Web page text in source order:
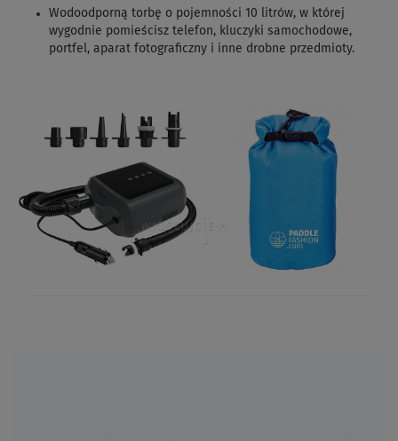
Wodoodporną torbę o pojemności 10 litrów, w której
wygodnie pomieścisz telefon, kluczyki samochodowe,
portfel, aparat fotograficzny i inne drobne przedmioty.